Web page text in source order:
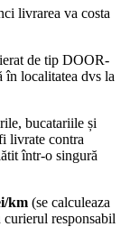
livrarea va costa
de tip DOOR-
localitatea dvs la
bucatariile și
livrate contra
într-o singură
km (se calculeaza
responsabil